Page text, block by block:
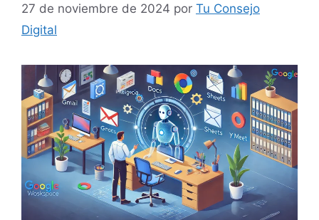
27 de noviembre de 2024 por Tu Consejo
Digital